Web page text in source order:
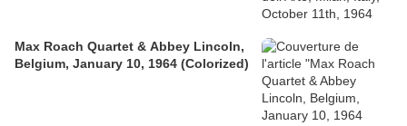
Max Roach Quartet & Abbey Lincoln,
Belgium, January 10, 1964 (Colorized)